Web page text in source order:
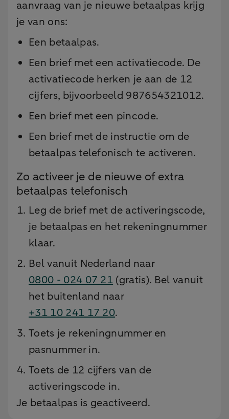
aanvraag van je nieuwe betaalpas krijg
je van ons:
Een betaalpas.
Een brief met een activatiecode. De
activatiecode herken je aan de 12
cijfers, bijvoorbeeld 987654321012.
Een brief met een pincode.
Een brief met de instructie om de
betaalpas telefonisch te activeren.
Zo activeer je de nieuwe of extra
betaalpas telefonisch
Leg de brief met de activeringscode,
je betaalpas en het rekeningnummer
klaar.
Bel vanuit Nederland naar
0800 - 024 07 21 (gratis). Bel vanuit
het buitenland naar
+31 10 241 17 20.
Toets je rekeningnummer en
pasnummer in.
Toets de 12 cijfers van de
activeringscode in.
Je betaalpas is geactiveerd.